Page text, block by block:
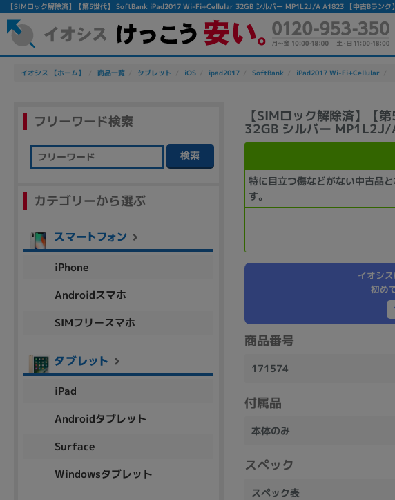
【SIMロック解除済】【第5世代】 SoftBank iPad2017 Wi-Fi+Cellular 32GB シルバー MP1L2J/A A1823 【中古Bランク
イオシス 【ホーム】 商品一覧 タブレット iOS ipad2017 SoftBank iPad2017 Wi-Fi+Cellular
【SIMロック解除済】
32GB シルバー
特に目立つ傷などがない中古品
す。
イオシ
初め
商品番号
171574
付属品
本体のみ
スペック
スペック表
フリーワード検索
検索
カテゴリーから選ぶ
iPhone
Androidスマホ
SIMフリースマホ
iPad
Androidタブレット
Surface
Windowsタブレット
かんたんパソ
除外ワード
人気の検索ワード：Let's note EliteBook
商品シリーズ名・ブランド名の絞り込み。
Thinkpad
aspire Inspiron
商品の搭載機能による絞り込み
Webカメラ内蔵